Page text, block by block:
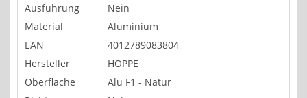
Ausführung
Nein
Material
Aluminium
EAN
4012789083804
Hersteller
HOPPE
Oberfläche
Alu F1 - Natur